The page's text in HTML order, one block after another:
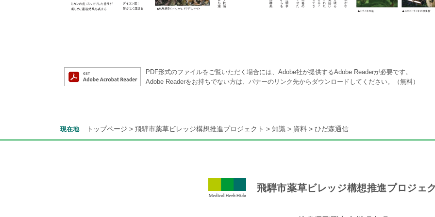
現在地 トップページ > 飛騨市薬草ビレッジ構想推進プロジェクト > 知識 > 資料 > ひだ森通信
PDF形式のファイルをご覧いただく場合には、Adobe社が提供するAdobe Readerが必要です。
Adobe Readerをお持ちでない方は、バナーのリンク先からダウンロードしてください。（無料）
飛騨市薬草ビレッジ構想推進プロジェ